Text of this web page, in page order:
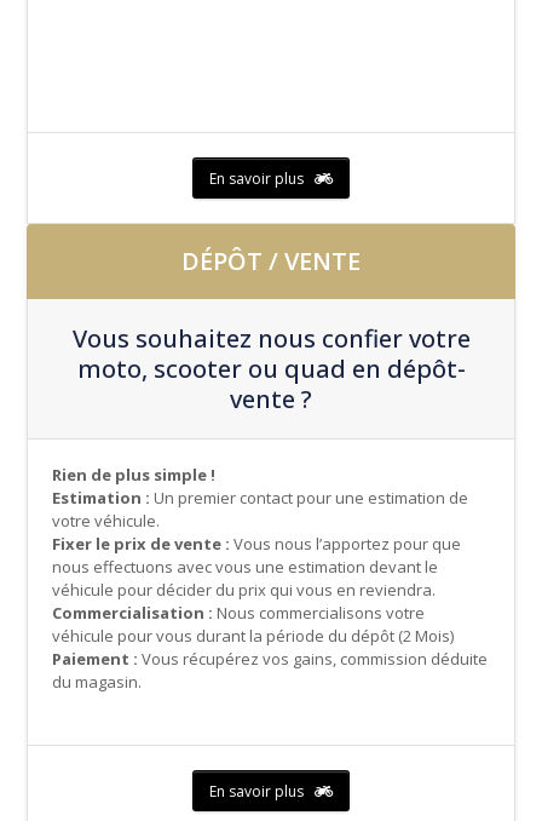
En savoir plus
DÉPÔT / VENTE
Vous souhaitez nous confier votre
moto, scooter ou quad en dépôt-
vente ?
Rien de plus simple !
Estimation : Un premier contact pour une estimation de
votre véhicule.
Fixer le prix de vente :Vous nous l’apportez pour que
nous effectuons avec vous une estimation devant le
véhicule pour décider du prix qui vous en reviendra.
Commercialisation : Nous commercialisons votre
véhicule pour vous durant la période du dépôt (2 Mois)
Paiement :Vous récupérez vos gains, commission déduite
du magasin.
En savoir plus